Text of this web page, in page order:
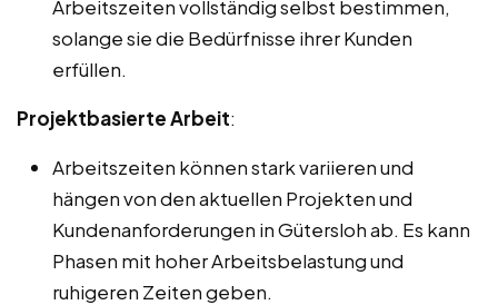
Arbeitszeiten vollständig selbst bestimmen,
solange sie die Bedürfnisse ihrer Kunden
erfüllen.
Projektbasierte Arbeit:
Arbeitszeiten können stark variieren und
hängen von den aktuellen Projekten und
Kundenanforderungen in Gütersloh ab. Es kann
Phasen mit hoher Arbeitsbelastung und
ruhigeren Zeiten geben.